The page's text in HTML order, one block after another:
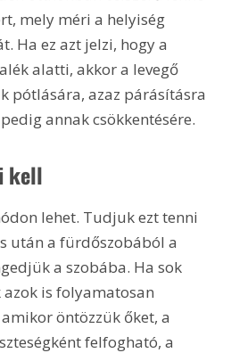
mely méri a helyiség
Ha ez azt jelzi, hogy a
alatti, akkor a levegő
pótlására, azaz párásításra
annak csökkentésére.
kell
lehet. Tudjuk ezt tenni
után a fürdőszobából a
a szobába. Ha sok
is folyamatosan
öntözzük őket, a
felfogható, a